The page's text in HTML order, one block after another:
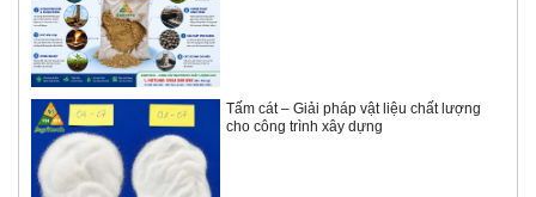
Tấm cát – Giải pháp vật liệu chất lượng
cho công trình xây dựng